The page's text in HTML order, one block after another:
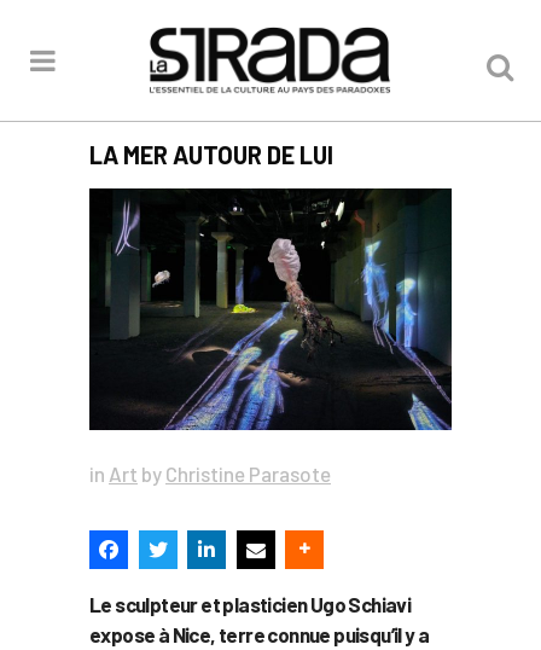
LA MER AUTOUR DE LUI
in Art by Christine Parasote
Le sculpteur et plasticien Ugo Schiavi
expose à Nice, terre connue puisqu’il y a